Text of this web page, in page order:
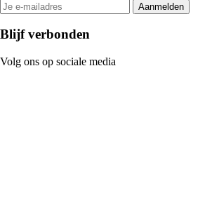
Aanmelden
Blijf verbonden
Volg ons op sociale media